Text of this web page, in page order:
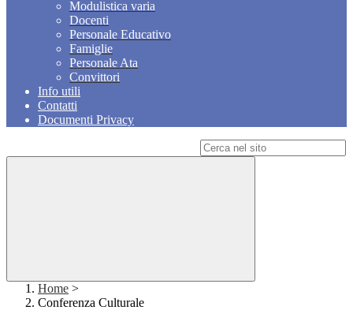
Modulistica varia
Docenti
Personale Educativo
Famiglie
Personale Ata
Convittori
Info utili
Contatti
Documenti Privacy
Home >
Conferenza Culturale